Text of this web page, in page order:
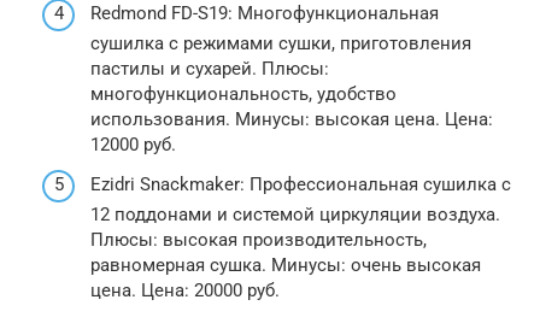
Redmond FD-S19: Многофункциональная
сушилка с режимами сушки, приготовления
пастилы и сухарей. Плюсы:
многофункциональность, удобство
использования. Минусы: высокая цена. Цена:
12000 руб.
Ezidri Snackmaker: Профессиональная сушилка с
12 поддонами и системой циркуляции воздуха.
Плюсы: высокая производительность,
равномерная сушка. Минусы: очень высокая
цена. Цена: 20000 руб.